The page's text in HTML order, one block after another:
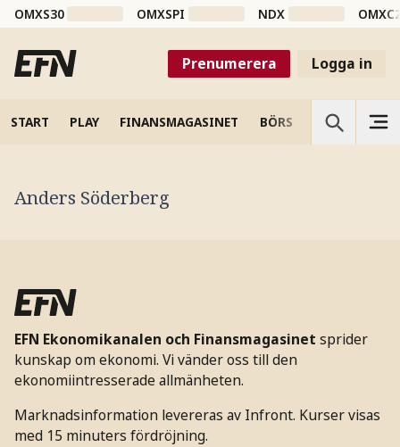
OMXS30 OMXSPI NDX
Prenumerera Logga in
START PLAY FINANSMAGASINET BÖRS VETENSKAP
Anders Söderberg
EFN Ekonomikanalen och Finansmagasinet sprider
kunskap om ekonomi. Vi vänder oss till den
ekonomiintresserade allmänheten.
Marknadsinformation levereras av Infront. Kurser visas
med 15 minuters fördröjning.